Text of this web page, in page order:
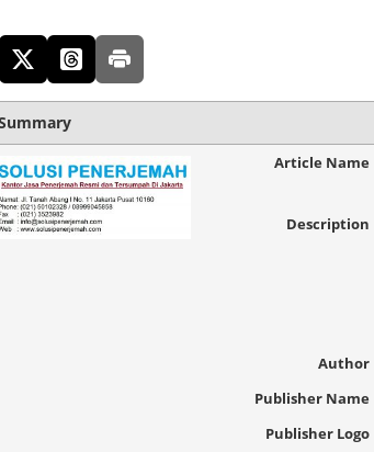
Article Name
Description
Author
Publisher Name
Publisher Logo